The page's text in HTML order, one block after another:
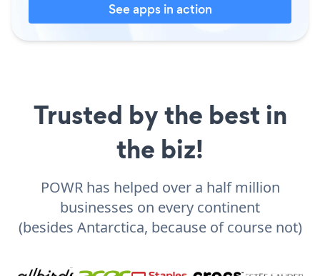
See apps in action
Trusted by the best in
the biz!
POWR has helped over a half million
businesses on every continent
(besides Antarctica, because of course not)